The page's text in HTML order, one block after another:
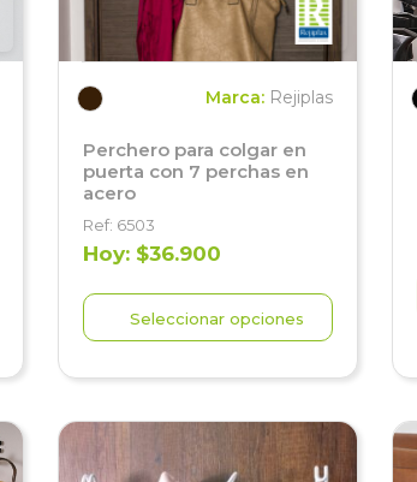
Marca: Rejiplas
Perchero para colgar en
puerta con 7 perchas en
acero
Ref: 6503
Hoy: $36.900
Seleccionar opciones